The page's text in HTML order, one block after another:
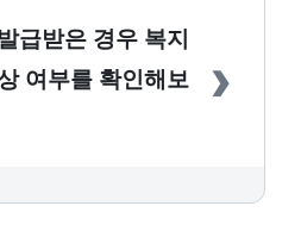
급받은 경우 복지
여부를 확인해보
›